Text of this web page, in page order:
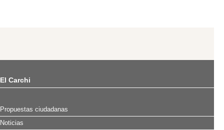
El Carchi
Propuestas ciudadanas
Noticias